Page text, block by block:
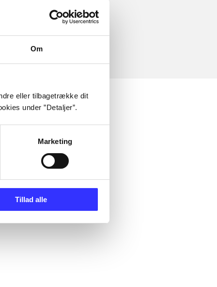
Om
eller tilbagetrække dit
under ”Detaljer”.
Marketing
Tillad alle